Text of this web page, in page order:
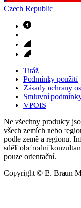
Czech Republic
Tiráž
Podmínky použití
Zásady ochrany
Smluvní
VPOIS
Ne všechny produkty
všech zemích nebo
podle země a regionu.
sdělí obchodní
pouze orientační.
Copyright © B. Braun